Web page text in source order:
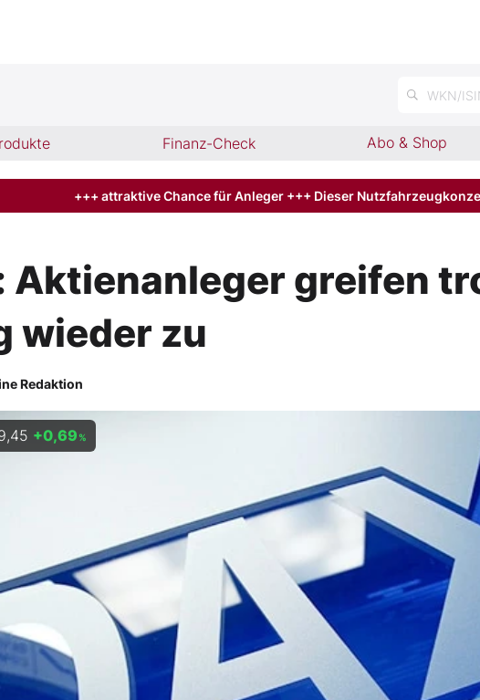
WKN/
Finanz-Check Abo & Shop
+++ attraktive Chance für Anleger +++ Dieser
Aktienanleger greifen
wieder zu
Redaktion
+0,69 %